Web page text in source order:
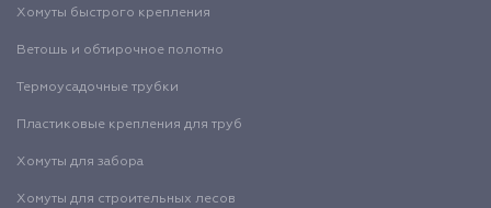
Хомуты быстрого крепления
Ветошь и обтирочное полотно
Термоусадочные трубки
Пластиковые крепления для труб
Хомуты для забора
Хомуты для строительных лесов